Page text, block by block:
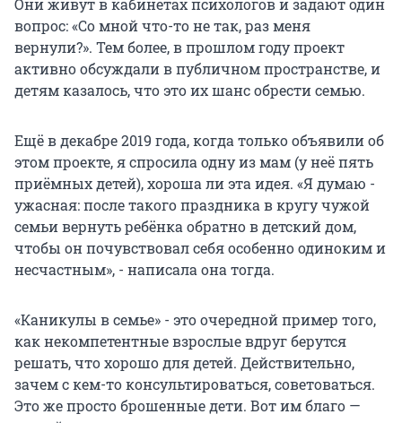
Они живут в кабинетах психологов и задают один
вопрос: «Со мной что-то не так, раз меня
вернули?». Тем более, в прошлом году проект
активно обсуждали в публичном пространстве, и
детям казалось, что это их шанс обрести семью.
Ещё в декабре 2019 года, когда только объявили об
этом проекте, я спросила одну из мам (у неё пять
приёмных детей), хороша ли эта идея. «Я думаю -
ужасная: после такого праздника в кругу чужой
семьи вернуть ребёнка обратно в детский дом,
чтобы он почувствовал себя особенно одиноким и
несчастным», - написала она тогда.
«Каникулы в семье» - это очередной пример того,
как некомпетентные взрослые вдруг берутся
решать, что хорошо для детей. Действительно,
зачем с кем-то консультироваться, советоваться.
Это же просто брошенные дети. Вот им благо —